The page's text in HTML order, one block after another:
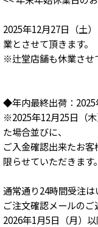
2025年12月27日（土
業とさせて頂きます。
※辻堂店舗も休業させ
◆年内最終出荷：2025
※2025年12月25日（
た場合並びに、
ご入金確認出来たお
限らせていただきます。
通常通り24時間受注
ご注文確認メールのご
2026年1月5日（月）